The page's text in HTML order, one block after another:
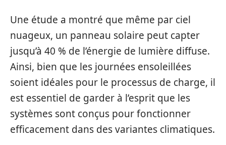
Une étude a montré que même par ciel
nuageux, un panneau solaire peut capter
jusqu’à 40 % de l’énergie de lumière diffuse.
Ainsi, bien que les journées ensoleillées
soient idéales pour le processus de charge, il
est essentiel de garder à l’esprit que les
systèmes sont conçus pour fonctionner
efficacement dans des variantes climatiques.